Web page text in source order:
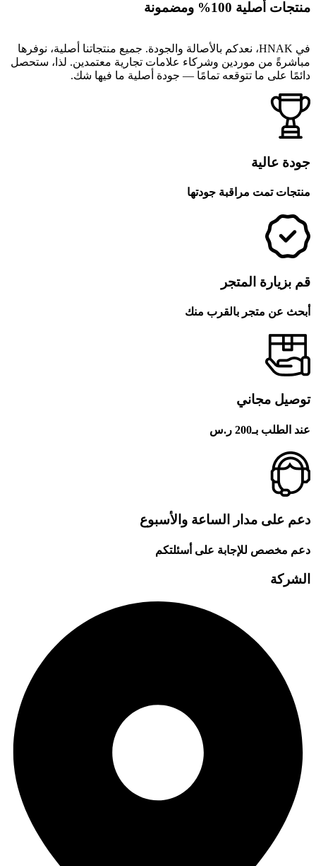
منتجات أصلية 100% ومضمونة
في HNAK، نعدكم بالأصالة والجودة. جميع منتجاتنا أصلية، نوفرها
مباشرةً من موردين وشركاء علامات تجارية معتمدين. لذا، ستحصل
دائمًا على ما تتوقعه تمامًا — جودة أصلية ما فيها شك.
جودة عالية
منتجات تمت مراقبة جودتها
قم بزيارة المتجر
أبحث عن متجر بالقرب منك
توصيل مجاني
عند الطلب بـ200 ر.س
دعم على مدار الساعة والأسبوع
دعم مخصص للإجابة على أسئلتكم
الشركة